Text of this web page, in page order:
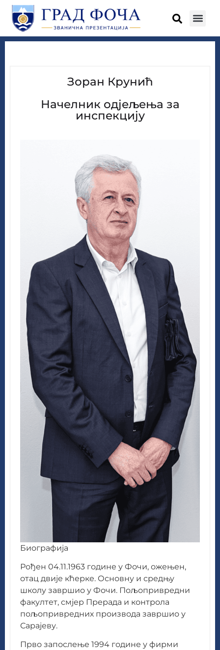
Зоран Крунић
Начелник одјељења за
инспекцију
Биографија
Рођен 04.11.1963 године у Фочи, ожењен,
отац двије кћерке. Основну и средњу
школу завршио у Фочи. Пољопривредни
факултет, смјер Прерада и контрола
пољопривредних производа завршио у
Сарајеву.
Прво запослење 1994 године у фирми